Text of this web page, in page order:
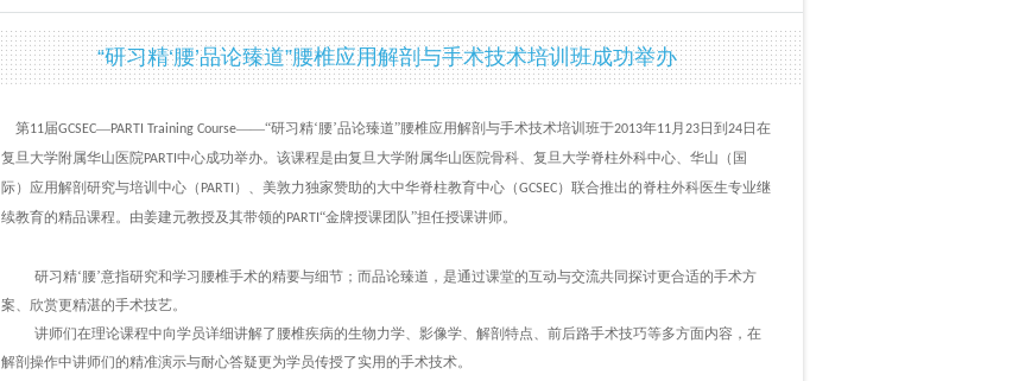
“研习精‘腰’品论臻道”腰椎应用解剖与手术技术培训班成功举办
第11届GCSEC—PARTI Training Course——“研习精‘腰’品论臻道”腰椎应用解剖与手术技术培训班于2013年11月 23日到 24日在
复旦大学附属华山医院PARTI 中心成功举办。该课程是由复旦大学附属华山医院骨科、复旦大学脊柱外科中心、华山（国
际）应用解剖研究与培训中心（ PARTI ）、美敦力独家赞助的大中华脊柱教育中心（GCSEC）联合推出的脊柱外科医生专业继
续教育的精品课程。由姜建元教授及其带领的 PARTI “金牌授课团队”担任授课讲师。
研习精‘腰’意指研究和学习腰椎手术的精要与细节；而品论臻道，是通过课堂的互动与交流共同探讨更合适的手术方
案、欣赏更精湛的手术技艺。
讲师们在理论课程中向学员详细讲解了腰椎疾病的生物力学、影像学、解剖特点、前后路手术技巧等多方面内容，在
解剖操作中讲师们的精准演示与耐心答疑更为学员传授了实用的手术技术。